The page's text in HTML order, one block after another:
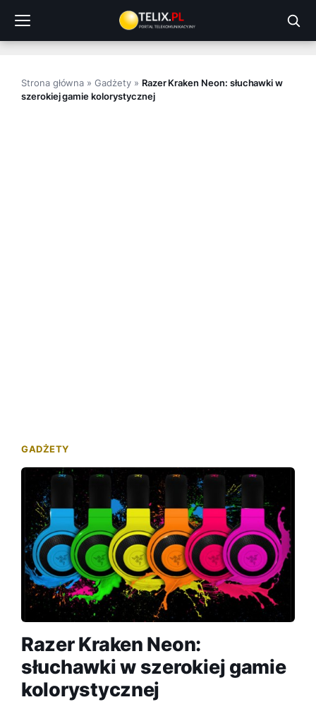
treści
Strona główna »Gadżety» Razer Kraken Neon: słuchawki w
szerokiej gamie kolorystycznej
GADŻETY
Razer Kraken Neon:
słuchawki w szerokiej gamie
kolorystycznej